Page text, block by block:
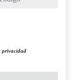
privacidad